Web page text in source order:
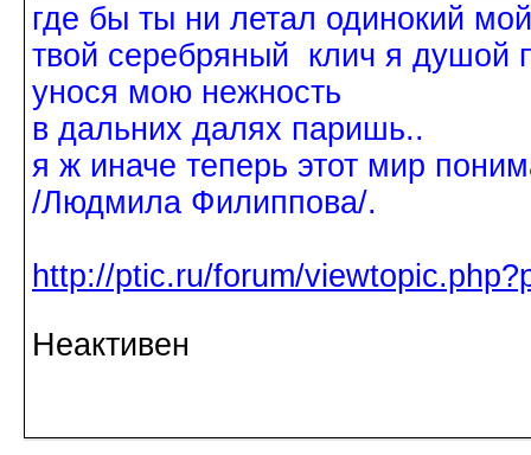
где бы ты ни летал одинокий
твой серебряный клич я душой
унося мою нежность
в дальних далях паришь..
я ж иначе теперь этот мир
/Людмила Филиппова/.
http://ptic.ru/forum/
Неактивен